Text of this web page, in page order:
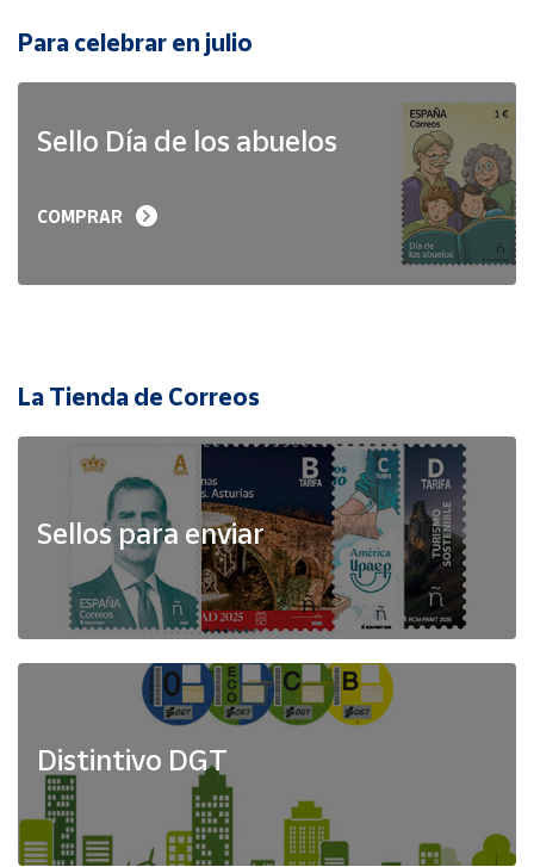
Para celebrar en julio
Sello Día de los abuelos
COMPRAR
La Tienda de Correos
Sellos para enviar
Distintivo DGT